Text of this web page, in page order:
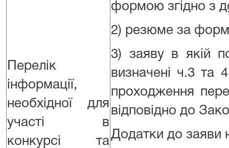
Перелік
інформації,
необхідної для
участі в
конкурсі та
формою згідно з
2) резюме за
3) заяву в якій
визначені ч.3
проходження
відповідно до
Додатки до заяви